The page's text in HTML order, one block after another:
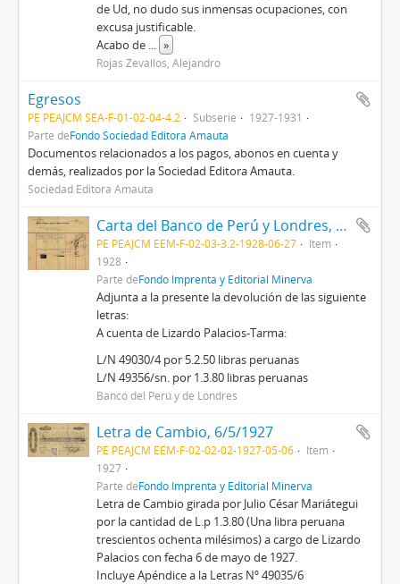
de Ud, no dudo sus inmensas ocupaciones, con
excusa justificable.
Acabo de ... »
Rojas Zevallos, Alejandro
Egresos
PE PEAJCM SEA-F-01-02-04-4.2 Subserie
1927-1931
Parte deFondo Sociedad Editora Amauta
Documentos relacionados a los pagos, abonos en cuenta y
demás, realizados por la Sociedad Editora Amauta.
Sociedad Editora Amauta
Carta del Banco de Perú y Londres, 27/6/1928
PE PEAJCM EEM-F-02-03-3.2-1928-06-27
Item
1928
Parte deFondo Imprenta y Editorial Minerva
Adjunta a la presente la devolución de las siguiente
letras:
A cuenta de Lizardo Palacios-Tarma:
L/N 49030/4 por 5.2.50 libras peruanas
L/N 49356/sn. por 1.3.80 libras peruanas
Banco del Perú y de Londres
Letra de Cambio, 6/5/1927
PE PEAJCM EEM-F-02-02-02-1927-05-06
Item
1927
Parte deFondo Imprenta y Editorial Minerva
Letra de Cambio girada por Julio César Mariátegui
por la cantidad de L.p 1.3.80 (Una libra peruana
trescientos ochenta milésimos) a cargo de Lizardo
Palacios con fecha 6 de mayo de 1927.
Incluye Apéndice a la Letras Nº 49035/6